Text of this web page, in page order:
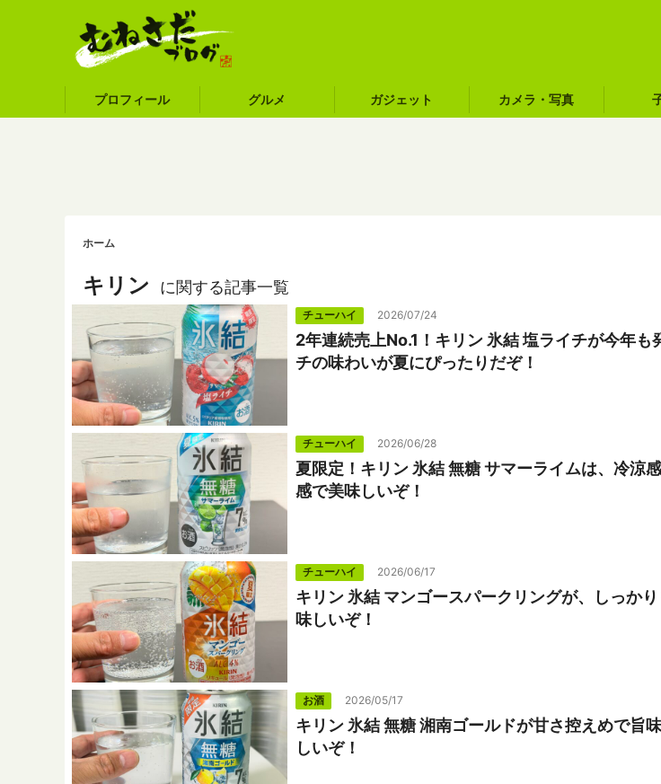
プロフィール グルメ ガジェット カメラ・写真
ホーム
キリン に関する記事一覧
チューハイ 2026/07/24
2年連続売上No.1！キリン 氷結 塩ライチが今年も
チの味わいが夏にぴったりだぞ！
チューハイ 2026/06/28
夏限定！キリン 氷結 無糖 サマーライムは、冷涼
感で美味しいぞ！
チューハイ 2026/06/17
キリン 氷結 マンゴースパークリングが、しっか
味しいぞ！
お酒 2026/05/17
キリン 氷結 無糖 湘南ゴールドが甘さ控えめで旨
しいぞ！